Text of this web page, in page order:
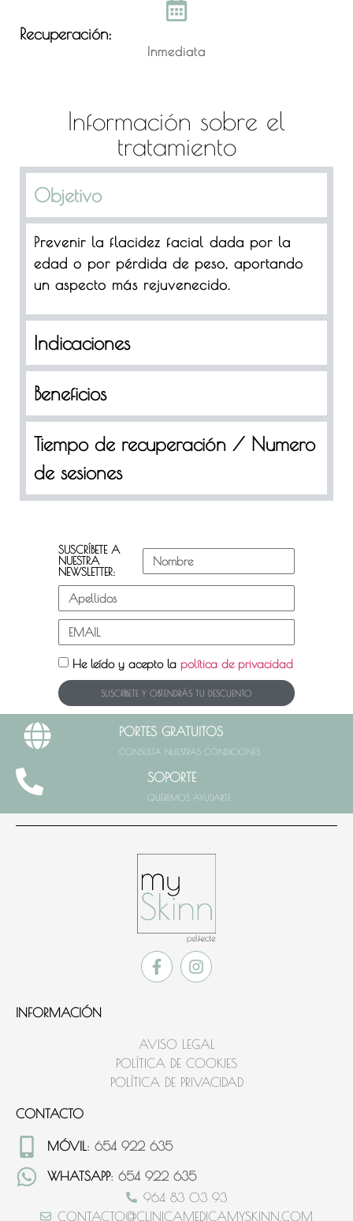
Recuperación:
Inmediata
Información sobre el
tratamiento
Objetivo
Prevenir la flacidez facial dada por la
edad o por pérdida de peso, aportando
un aspecto más rejuvenecido.
Indicaciones
Beneficios
Tiempo de recuperación / Numero
de sesiones
SUSCRÍBETE A
NUESTRA
NEWSLETTER:
He leído y acepto la política de privacidad
SUSCRÍBETE Y OBTENDRÁS TU DESCUENTO
PORTES GRATUITOS
CONSULTA NUESTRAS CONDICIONES
SOPORTE
QUEREMOS AYUDARTE
INFORMACIÓN
AVISO LEGAL
POLÍTICA DE COOKIES
POLÍTICA DE PRIVACIDAD
CONTACTO
MÓVIL: 654 922 635
WHATSAPP: 654 922 635
964 83 03 93
CONTACTO@CLINICAMEDICAMYSKINN.COM